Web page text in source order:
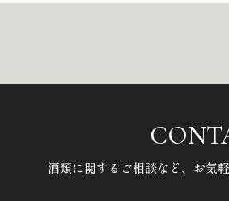
酒類に関するご相談など、 お気